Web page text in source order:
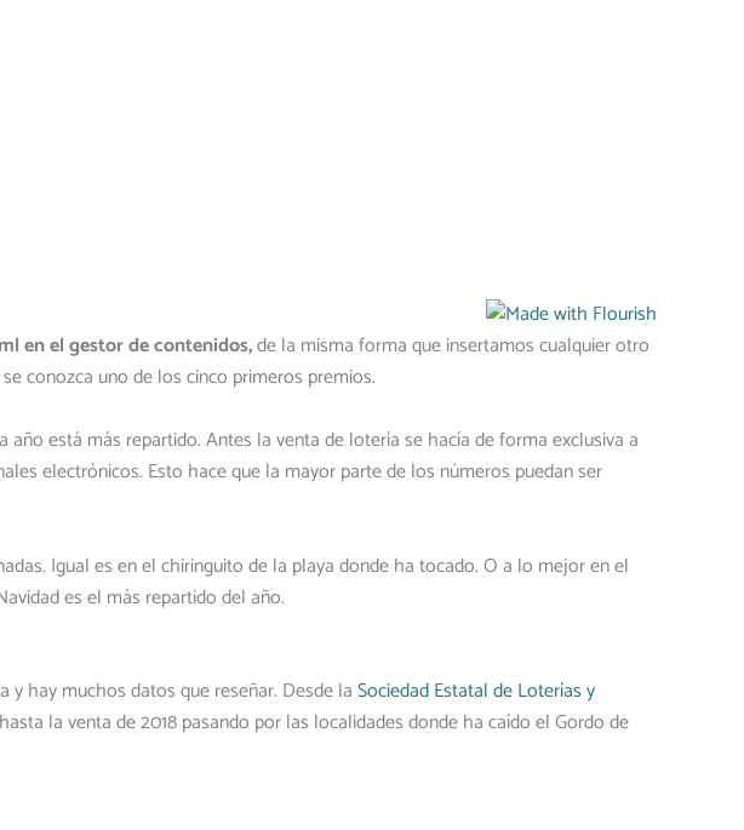
en el gestor de contenidos,de la misma forma que insertamos cualquier otro
conozca uno de los cinco primeros premios.
año está más repartido. Antes la venta de lotería se hacía de forma exclusiva a
electrónicos. Esto hace que la mayor parte de los números puedan ser
Igual es en el chiringuito de la playa donde ha tocado. O a lo mejor en el
es el más repartido del año.
hay muchos datos que reseñar. Desde laSociedad Estatal de Loterías y
la venta de 2018 pasando por las localidades donde ha caído el Gordo de